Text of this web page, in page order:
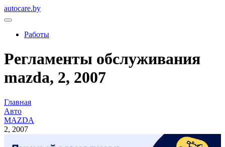
autocare.by
Работы
Регламенты обслуживания
mazda, 2, 2007
Главная
Авто
MAZDA
2, 2007